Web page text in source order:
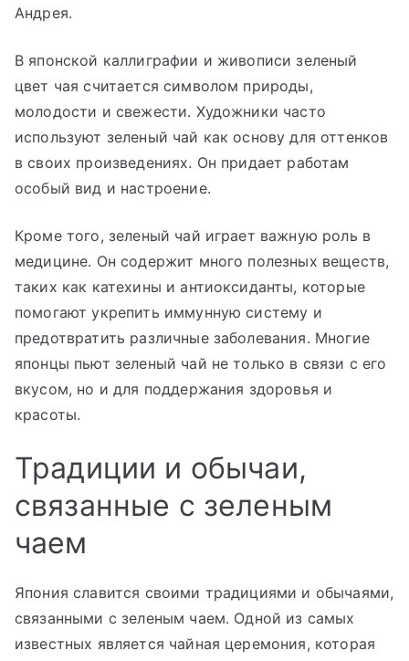
Андрея.
В японской каллиграфии и живописи зеленый
цвет чая считается символом природы,
молодости и свежести. Художники часто
используют зеленый чай как основу для оттенков
в своих произведениях. Он придает работам
особый вид и настроение.
Кроме того, зеленый чай играет важную роль в
медицине. Он содержит много полезных веществ,
таких как катехины и антиоксиданты, которые
помогают укрепить иммунную систему и
предотвратить различные заболевания. Многие
японцы пьют зеленый чай не только в связи с его
вкусом, но и для поддержания здоровья и
красоты.
Традиции и обычаи,
связанные с зеленым
чаем
Япония славится своими традициями и обычаями,
связанными с зеленым чаем. Одной из самых
известных является чайная церемония, которая